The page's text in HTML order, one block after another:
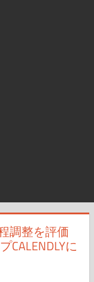
調整を評価
に